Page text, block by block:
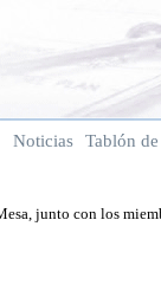
Noticias Tablón
junto con los